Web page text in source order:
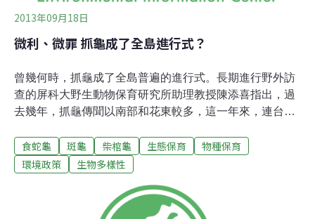
2013年09月18日
微利、微罪 抓龜成了全島進行式？
曾幾何時，抓龜成了全島普遍的進行式。長期進行野外訪
查的屏科大野生動物保育研究所助理教授陳添喜指出，過
去幾年，抓龜傳聞以南部和花東較多，這一年來，連台北
學者，走訪北部幾個原生龜調查樣區，每到之處，都看到
有人在抓龜，當下十分尷尬。集體微罪 物種大崩壞不但保
族群，被抓的情況也不容小覷，而且都是抓母成龜。陳添
喜說，這些斑龜賣到繁殖場，當作種原再賣到中國去。因
食蛇龜 斑龜 柴棺龜 生態保育
物種保育
環境政策
生物多樣性